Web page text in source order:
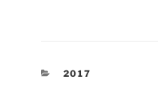
KATEGORIEN
2017